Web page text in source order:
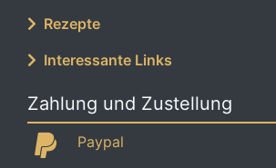
Rezepte
Interessante Links
Zahlung und Zustellung
Paypal